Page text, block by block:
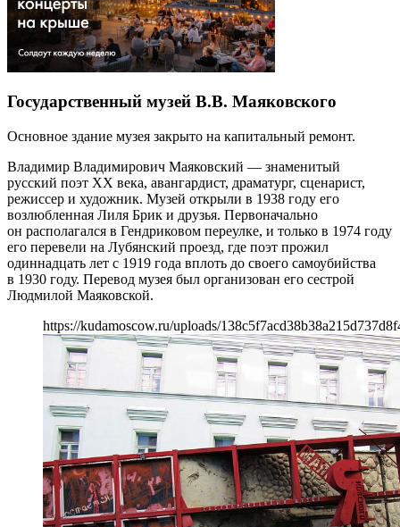
Государственный музей В.В. Маяковского
Основное здание музея закрыто на капитальный ремонт.
Владимир Владимирович Маяковский — знаменитый
русский поэт XX века, авангардист, драматург, сценарист,
режиссер и художник. Музей открыли в 1938 году его
возлюбленная Лиля Брик и друзья. Первоначально
он располагался в Гендриковом переулке, и только в 1974 году
его перевели на Лубянский проезд, где поэт прожил
одиннадцать лет с 1919 года вплоть до своего самоубийства
в 1930 году. Перевод музея был организован его сестрой
Людмилой Маяковской.
https://kudamoscow.ru/uploads/